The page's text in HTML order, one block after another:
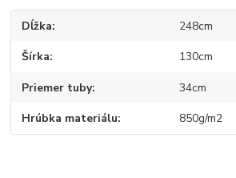
Dĺžka 248cm
Šírka 130cm
Priemer tuby 34cm
Hrúbka materiálu 850g/m2